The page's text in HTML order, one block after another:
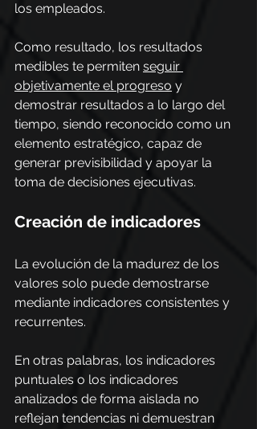
los empleados.
Como resultado, los resultados
medibles te permiten seguir
objetivamente el progreso y
demostrar resultados a lo largo del
tiempo, siendo reconocido como un
elemento estratégico, capaz de
generar previsibilidad y apoyar la
toma de decisiones ejecutivas.
Creación de indicadores
La evolución de la madurez de los
valores solo puede demostrarse
mediante indicadores consistentes y
recurrentes.
En otras palabras, los indicadores
puntuales o los indicadores
analizados de forma aislada no
reflejan tendencias ni demuestran